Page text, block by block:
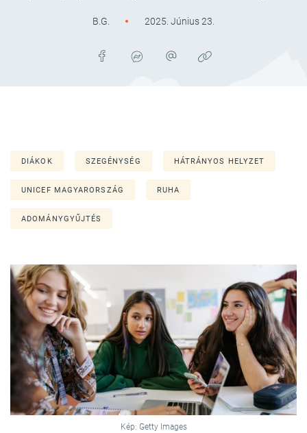
B.G. 2025. Június 23.
DIÁKOK SZEGÉNYSÉG HÁTRÁNYOS HELYZET
UNICEF MAGYARORSZÁG RUHA
ADOMÁNYGYŰJTÉS
Kép: Getty Images